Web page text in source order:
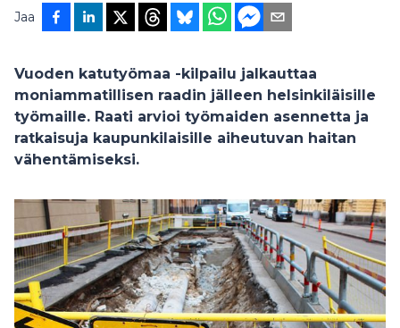
Jaa
Vuoden katutyömaa -kilpailu jalkauttaa
moniammatillisen raadin jälleen helsinkiläisille
työmaille. Raati arvioi työmaiden asennetta ja
ratkaisuja kaupunkilaisille aiheutuvan haitan
vähentämiseksi.